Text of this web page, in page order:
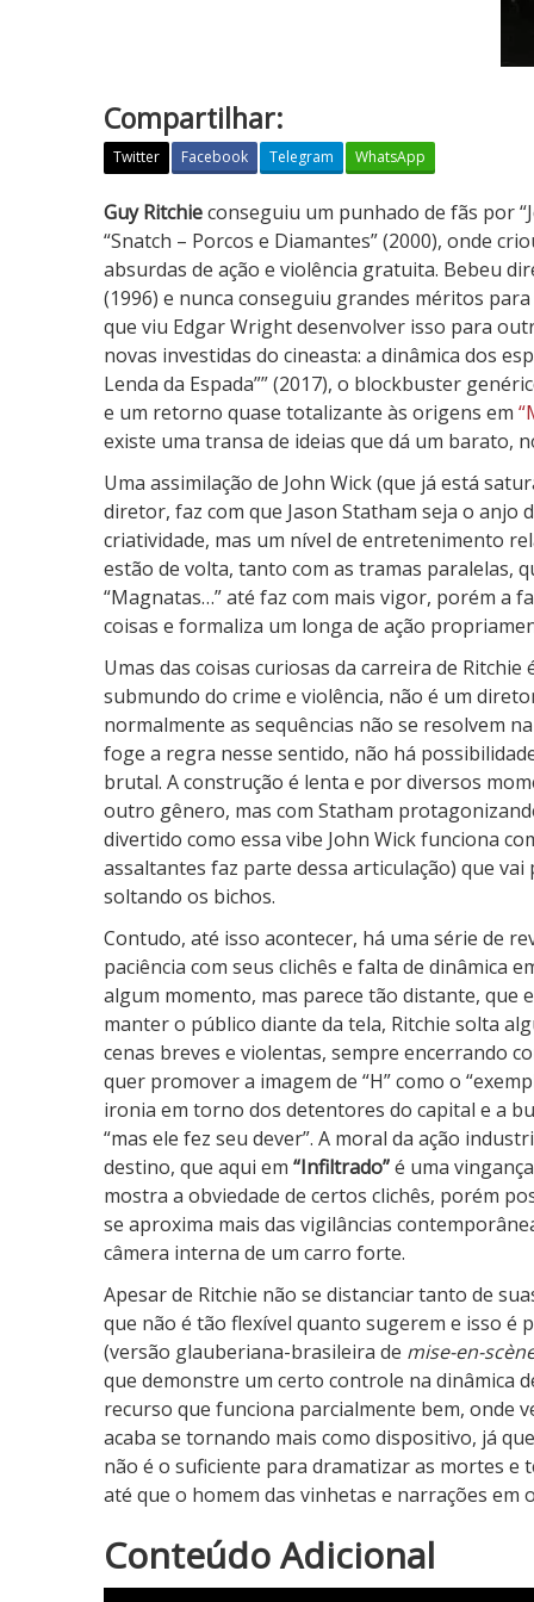
Compartilhar:
Twitter Facebook Telegram WhatsApp
I
n
f
i
l
t
r
a
d
o
Guy Ritchieconseguiu um punhado de fãs por
“Snatch – Porcos e Diamantes” (2000), onde
absurdas de ação e violência gratuita. Bebeu
(1996) e nunca conseguiu grandes méritos
que viu Edgar Wright desenvolver isso para
novas investidas do cineasta: a dinâmica dos
Lenda da Espada”” (2017), o blockbuster
e um retorno quase totalizante às origens em
existe uma transa de ideias que dá um barato,
Uma assimilação de John Wick (que já está
diretor, faz com que Jason Statham seja o anjo
criatividade, mas um nível de entretenimento
estão de volta, tanto com as tramas paralelas,
“Magnatas…” até faz com mais vigor, porém a
coisas e formaliza um longa de ação
Umas das coisas curiosas da carreira de
submundo do crime e violência, não é um
normalmente as sequências não se resolvem
foge a regra nesse sentido, não há
brutal. A construção é lenta e por diversos
outro gênero, mas com Statham
divertido como essa vibe John Wick funciona
assaltantes faz parte dessa articulação) que
soltando os bichos.
Contudo, até isso acontecer, há uma série de
paciência com seus clichês e falta de dinâmica
algum momento, mas parece tão distante, que
manter o público diante da tela, Ritchie solta
cenas breves e violentas, sempre encerrando
quer promover a imagem de “H” como o
ironia em torno dos detentores do capital e a
“mas ele fez seu dever”. A moral da ação
destino, que aqui em “Infiltrado”é uma
mostra a obviedade de certos clichês, porém
se aproxima mais das vigilâncias
câmera interna de um carro forte.
Apesar de Ritchie não se distanciar tanto de
que não é tão flexível quanto sugerem e isso é
(versão glauberiana-brasileira de mise-en-
que demonstre um certo controle na dinâmica
recurso que funciona parcialmente bem, onde
acaba se tornando mais como dispositivo, já
não é o suficiente para dramatizar as mortes
até que o homem das vinhetas e narrações em
N
o
Conteúdo Adicional